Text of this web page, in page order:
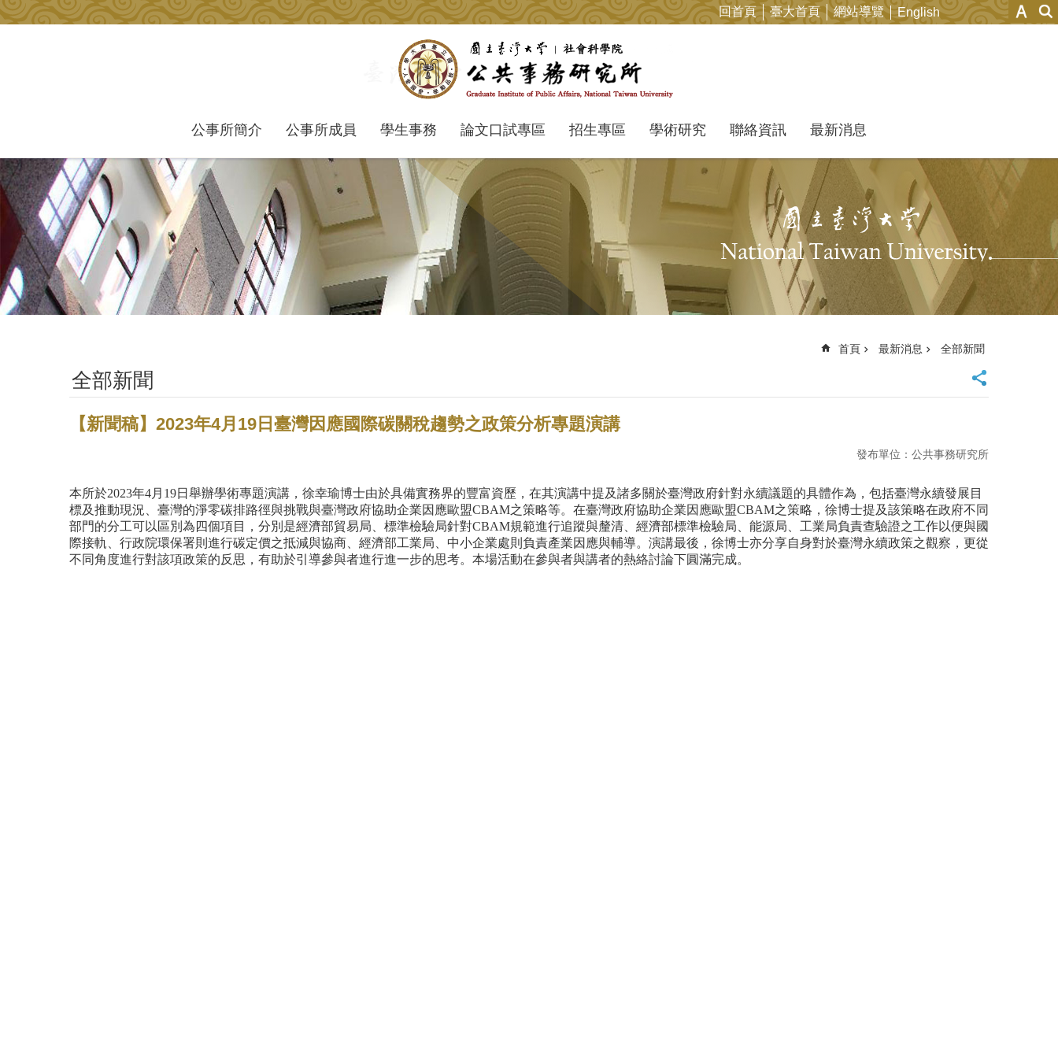
跳到主要內容區塊 回首頁 臺大首頁 網站導覽 English
公事所簡介 公事所成員 學生事務 論文口試專區 招生專區 學術研究 聯絡資訊 最新消息
首頁 最新消息 全部新聞
全部新聞
【新聞稿】2023年4月19日臺灣因應國際碳關稅趨勢之政策分析專題演講
發布單位：公共事務研究所
本所於2023年4月19日舉辦學術專題演講，徐幸瑜博士由於具備實務界的豐富資歷，在其演講中提及諸多關於臺灣政府針對永續議題的具體作為，包括臺灣永續發展目
標及推動現況、臺灣的淨零碳排路徑與挑戰與臺灣政府協助企業因應歐盟CBAM之策略等。在臺灣政府協助企業因應歐盟CBAM之策略，徐博士提及該策略在政府不同
部門的分工可以區別為四個項目，分別是經濟部貿易局、標準檢驗局針對CBAM規範進行追蹤與釐清、經濟部標準檢驗局、能源局、工業局負責查驗證之工作以便與國
際接軌、行政院環保署則進行碳定價之抵減與協商、經濟部工業局、中小企業處則負責產業因應與輔導。演講最後，徐博士亦分享自身對於臺灣永續政策之觀察，更從
不同角度進行對該項政策的反思，有助於引導參與者進行進一步的思考。 本場活動在參與者與講者的熱絡討論下圓滿完成。